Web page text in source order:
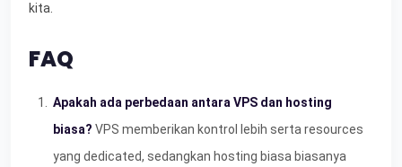
kita.
FAQ
Apakah ada perbedaan antara VPS dan hosting
biasa? VPS memberikan kontrol lebih serta resources
yang dedicated, sedangkan hosting biasa biasanya